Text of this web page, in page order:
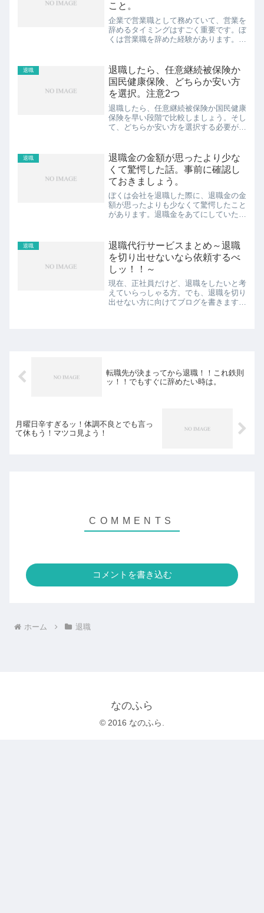
こと。
企業で営業職として務めていて、営業を
辞めるタイミングはすごく重要です。ぼ
くは営業職を辞めた経験があります。実
難しい2.①営業を辞める理由を明確に
3.②辞めるタイミング...
退職
退職したら、任意継続被保険か
国民健康保険、どちらか安い方
を選択。注意2つ
退職したら、任意継続被保険か国民健康
保険を早い段階で比較しましょう。そし
て、どちらか安い方を選択する必要があ
いうのも、国民保険はおじいちゃんとか
おばあちゃんとかも入って...
退職
退職金の金額が思ったより少な
くて驚愕した話。事前に確認し
ておきましょう。
ぼくは会社を退職した際に、退職金の金
額が思ったよりも少なくて驚愕したこと
があります。退職金をあてにしていたわ
ーナス、継続年数からしたら少なすぎだ
ろー。と思ったことがあり...
退職
退職代行サービスまとめ～退職
を切り出せないなら依頼するべ
しッ！！～
現在、正社員だけど、退職をしたいと考
えていらっしゃる方。でも、退職を切り
出せない方に向けてブログを書きます。
転職先が決まってから退職！！これ鉄則
ッ！！でもすぐに辞めたい時は。
月曜日辛すぎるッ！体調不良とでも言っ
て休もう！マツコ見よう！
コメントを書き込む
ホーム 退職
なのふら
© 2016 なのふら.